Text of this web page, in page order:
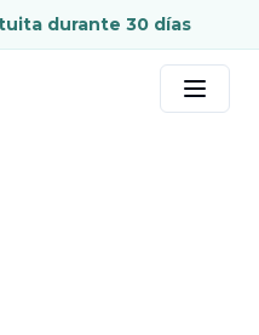
durante 30 días